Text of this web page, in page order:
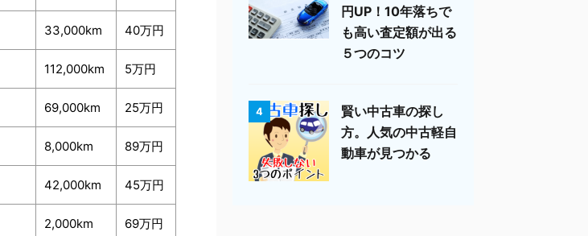
33,000km 40万円
112,000km 5万円
69,000km 25万円
8,000km 89万円
42,000km 45万円
2,000km 69万円
円UP！10年落ちで
も高い査定額が出る
５つのコツ
4
賢い中古車の探し
方。人気の中古軽自
動車が見つかる